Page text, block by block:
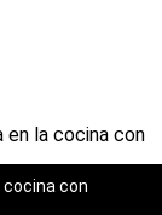
cocina con